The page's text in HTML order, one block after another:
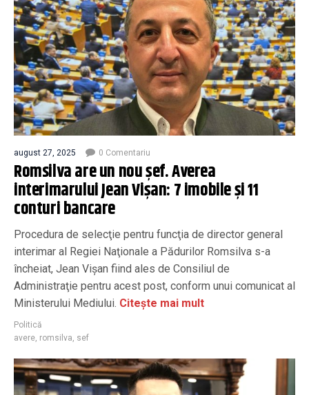
august 27, 2025 0 Comentariu
Romsilva are un nou șef. Averea
interimarului Jean Vișan: 7 imobile și 11
conturi bancare
Procedura de selecţie pentru funcţia de director general
interimar al Regiei Naţionale a Pădurilor Romsilva s-a
încheiat, Jean Vişan fiind ales de Consiliul de
Administraţie pentru acest post, conform unui comunicat al
Ministerului Mediului. Citește mai mult
Politică
avere, romsilva, sef